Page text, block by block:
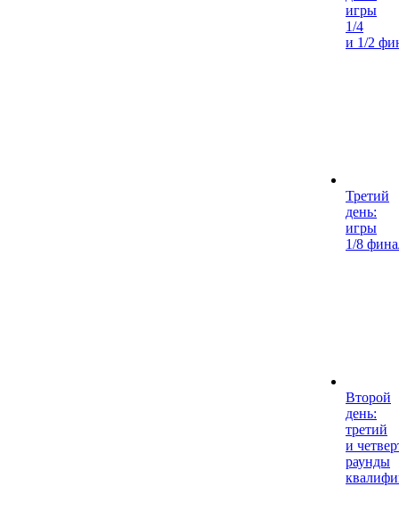
игры
1/4
и 1/2
Третий
день:
игры
1/8
Второй
день:
третий
и
раунды